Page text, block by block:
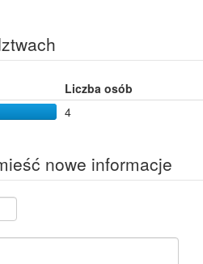
Liczba osób
4
nowe informacje